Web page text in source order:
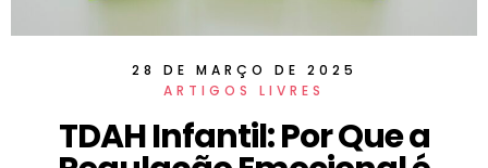
28 DE MARÇO DE 2025
ARTIGOS LIVRES
TDAH Infantil: Por Que a